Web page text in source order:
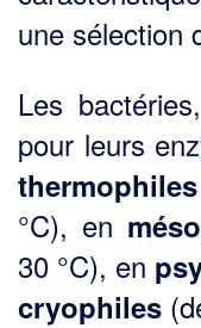
une sélection
Les
pour leurs
thermophiles
°C), en
30 °C), en
cryophiles